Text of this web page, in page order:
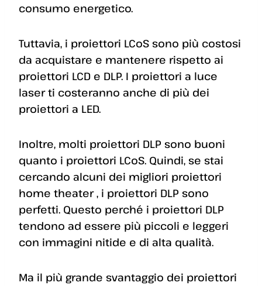
consumo energetico.
Tuttavia, i proiettori LCoS sono più costosi
da acquistare e mantenere rispetto ai
proiettori LCD e DLP. I proiettori a luce
laser ti costeranno anche di più dei
proiettori a LED.
Inoltre, molti proiettori DLP sono buoni
quanto i proiettori LCoS. Quindi, se stai
cercando alcuni dei migliori proiettori
home theater , i proiettori DLP sono
perfetti. Questo perché i proiettori DLP
tendono ad essere più piccoli e leggeri
con immagini nitide e di alta qualità.
Ma il più grande svantaggio dei proiettori